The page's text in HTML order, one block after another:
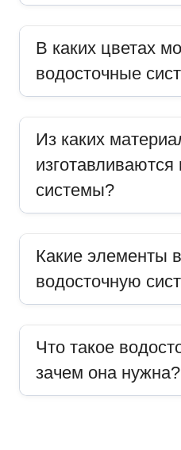
В каких цветах
водосточные
Из каких
системы?
Какие элементы
водосточную
Что такое
зачем она нужна?